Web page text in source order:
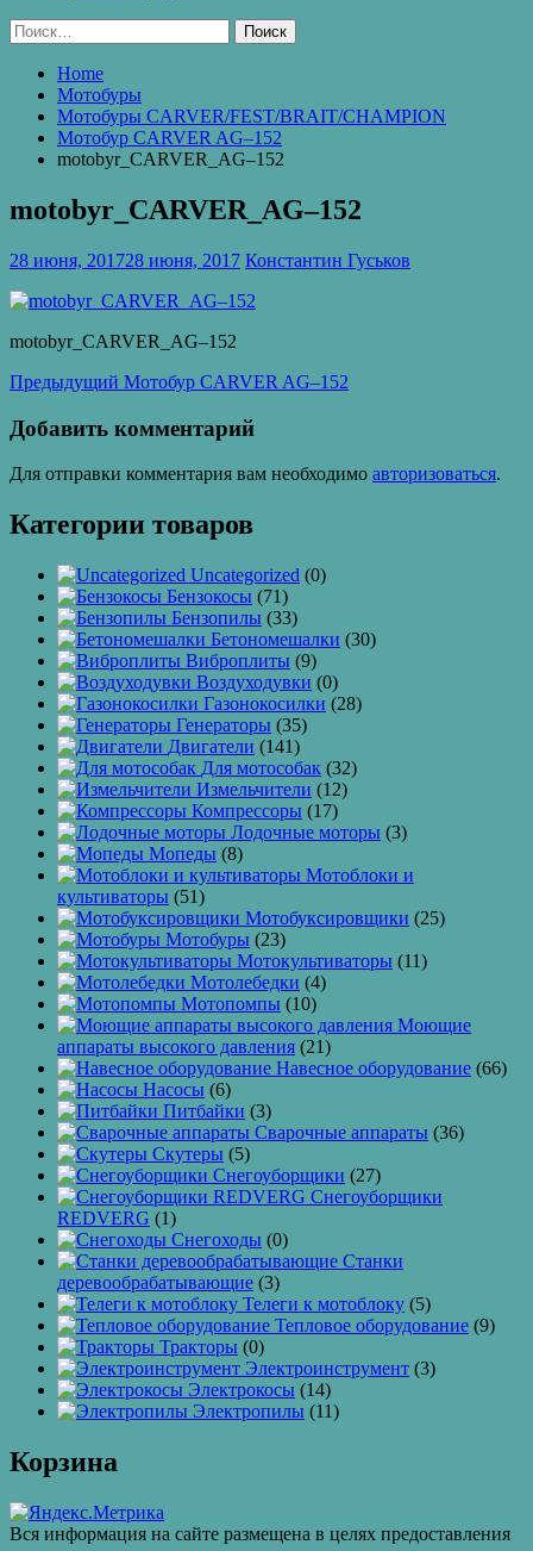
Найти:
Home
Мотобуры
Мотобуры CARVER/FEST/BRAIT/CHAMPION
Мотобур CARVER AG–152
motobyr_CARVER_AG–152
motobyr_CARVER_AG–152
28 июня, 201728 июня, 2017 Константин Гуськов
motobyr_CARVER_AG–152
Навигация
по
записям
Предыдущий Предыдущая
Мотобур CARVER AG–152
Добавить комментарий
Для отправки комментария вам необходимо авторизоваться.
Категории товаров
Uncategorized (0)
Бензокосы (71)
Бензопилы (33)
Бетономешалки (30)
Виброплиты (9)
Воздуходувки (0)
Газонокосилки (28)
Генераторы (35)
Двигатели (141)
Для мотособак (32)
Измельчители (12)
Компрессоры (17)
Лодочные моторы (3)
Мопеды (8)
Мотоблоки и
культиваторы (51)
Мотобуксировщики (25)
Мотобуры (23)
Мотокультиваторы (11)
Мотолебедки (4)
Мотопомпы (10)
Моющие
аппараты высокого давления (21)
Навесное оборудование (66)
Насосы (6)
Питбайки (3)
Сварочные аппараты (36)
Скутеры (5)
Снегоуборщики (27)
Снегоуборщики
REDVERG (1)
Снегоходы (0)
Станки
деревообрабатывающие (3)
Телеги к мотоблоку (5)
Тепловое оборудование (9)
Тракторы (0)
Электроинструмент (3)
Электрокосы (14)
Электропилы (11)
Корзина
Вся информация на сайте размещена в целях предоставления